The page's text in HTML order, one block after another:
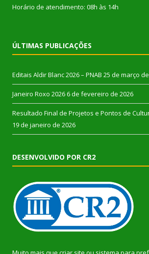
Horário de atendimento: 08h às 14h
ÚLTIMAS PUBLICAÇÕES
Editais Aldir Blanc 2026 – PNAB 25 de março
Janeiro Roxo 2026 6 de fevereiro de 2026
Resultado Final de Projetos e Pontos de
19 de janeiro de 2026
DESENVOLVIDO POR CR2